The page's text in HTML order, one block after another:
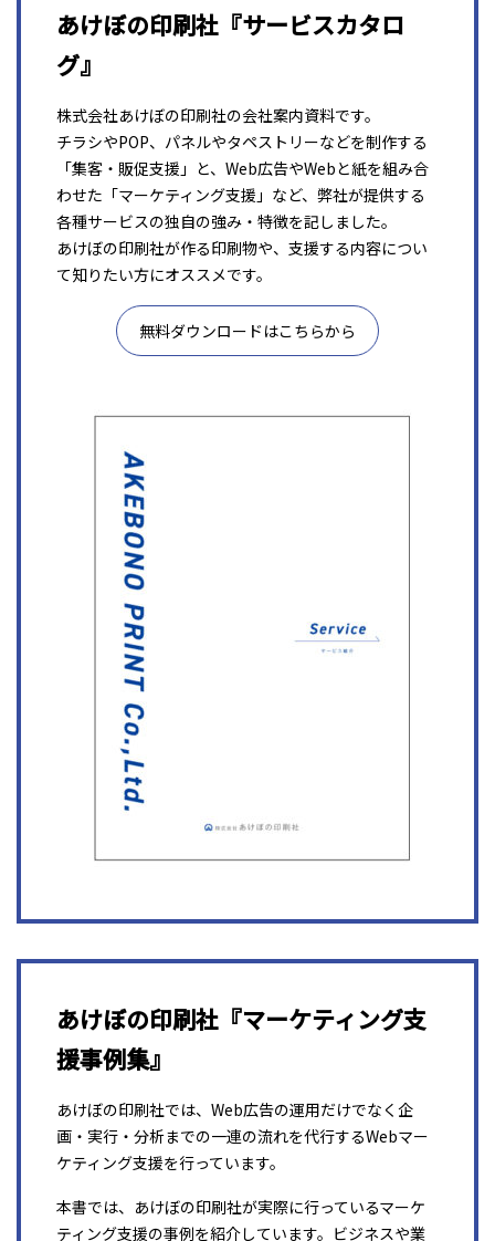
あけぼの印刷社『サービスカタロ
グ』
株式会社あけぼの印刷社の会社案内資料です。
チラシやPOP、パネルやタペストリーなどを制作する
「集客・販促支援」と、Web広告やWebと紙を組み合
わせた「マーケティング支援」など、弊社が提供する
各種サービスの独自の強み・特徴を記しました。
あけぼの印刷社が作る印刷物や、支援する内容につい
て知りたい方にオススメです。
無料ダウンロードはこちらから
あけぼの印刷社『マーケティング支
援事例集』
あけぼの印刷社では、Web広告の運用だけでなく企
画・実行・分析までの一連の流れを代行するWebマー
ケティング支援を行っています。
本書では、あけぼの印刷社が実際に行っているマーケ
ティング支援の事例を紹介しています。ビジネスや業